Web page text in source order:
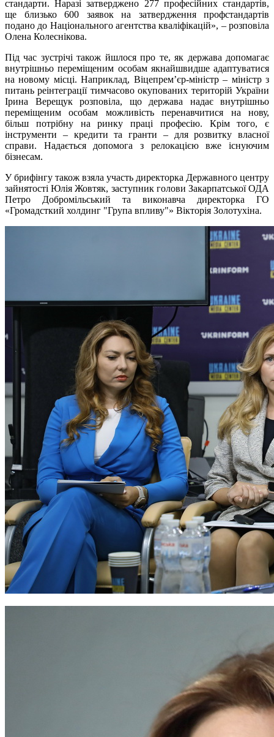
стандарти. Наразі затверджено 277 професійних стандартів,
ще близько 600 заявок на затвердження профстандартів
подано до Національного агентства кваліфікацій», – розповіла
Олена Колеснікова.
Під час зустрічі також йшлося про те, як держава допомагає
внутрішньо переміщеним особам якнайшвидше адаптуватися
на новому місці. Наприклад, Віцепрем’єр-міністр ‒ міністр з
питань реінтеграції тимчасово окупованих територій України
Ірина Верещук розповіла, що держава надає внутрішньо
переміщеним особам можливість перенавчитися на нову,
більш потрібну на ринку праці професію. Крім того, є
інструменти – кредити та гранти – для розвитку власної
справи. Надається допомога з релокацією вже існуючим
бізнесам.
У брифінгу також взяла участь директорка Державного центру
зайнятості Юлія Жовтяк, заступник голови Закарпатської ОДА
Петро Добромільський та виконавча директорка ГО
«Громадсткий холдинг "Група впливу"» Вікторія Золотухіна.